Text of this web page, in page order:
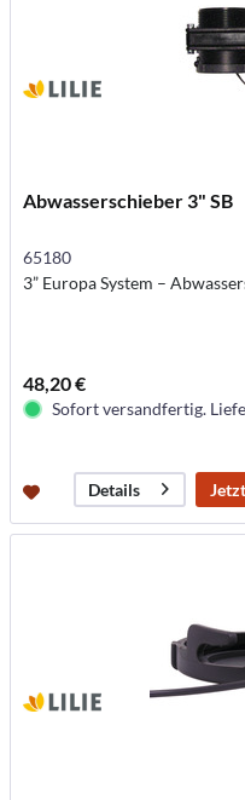
Abwasserschieber 3" SB
65180
3” Europa System –
48,20 €
Sofort versandfertig.
Details